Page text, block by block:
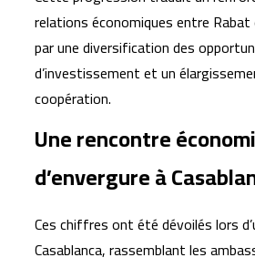
relations économiques entre
par une diversification des
d’investissement et un
coopération.
Une rencontre
d’envergure à
Ces chiffres ont été dévoilés lors
Casablanca, rassemblant les